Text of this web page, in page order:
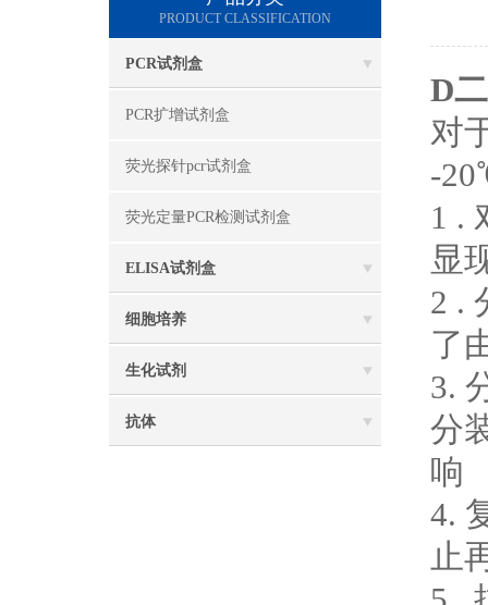
PRODUCT CLASSIFICATION
PCR试剂盒
PCR扩增试剂盒
荧光探针pcr试剂盒
荧光定量PCR检测试剂盒
ELISA试剂盒
细胞培养
生化试剂
抗体
D
对
-
1 .
显
2 .
了
3.
分
响
4.
止